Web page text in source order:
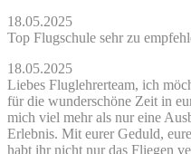
18.05.2025
Top Flugschule sehr zu
18.05.2025
Liebes Fluglehrerteam, ich
für die wunderschöne Zeit in
mich viel mehr als nur eine
Erlebnis. Mit eurer Geduld,
habt ihr nicht nur das Fliegen